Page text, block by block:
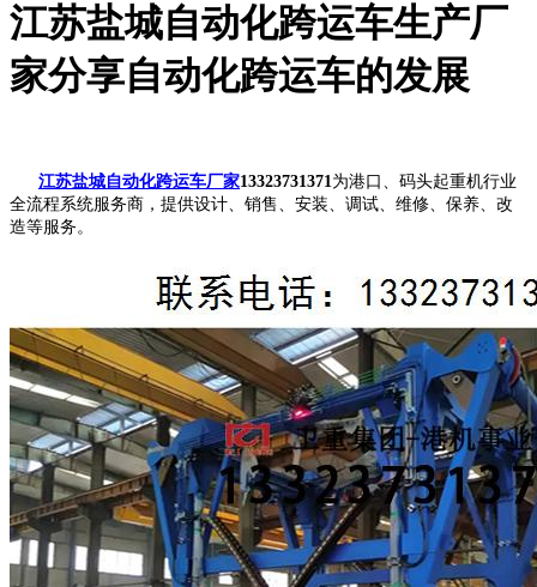
江苏盐城自动化跨运车生产厂
家分享自动化跨运车的发展
江苏盐城自动化跨运车厂家13323731371 为港口、码头起重机行业
全流程系统服务商，提供设计、销售、安装、调试、维修、保养、改
造等服务。